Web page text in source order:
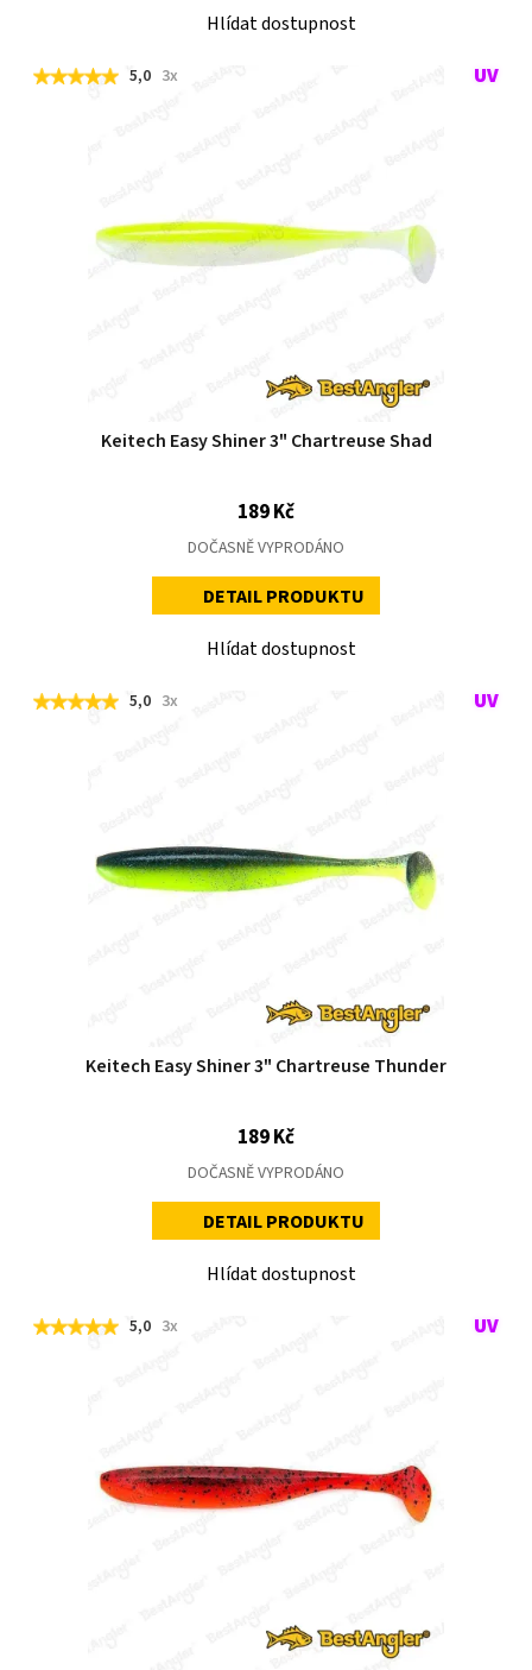
Hlídat dostupnost
5,0 3x
Keitech Easy Shiner 3" Chartreuse Shad
189 Kč
DOČASNĚ VYPRODÁNO
DETAIL PRODUKTU
Hlídat dostupnost
5,0 3x
Keitech Easy Shiner 3" Chartreuse Thunder
189 Kč
DOČASNĚ VYPRODÁNO
DETAIL PRODUKTU
Hlídat dostupnost
5,0 3x